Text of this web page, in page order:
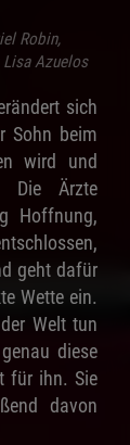
Robin,
Lisa Azuelos
sich
Sohn beim
wird und
Die Ärzte
Hoffnung,
geht dafür
Wette ein.
Welt tun
diese
für ihn. Sie
davon